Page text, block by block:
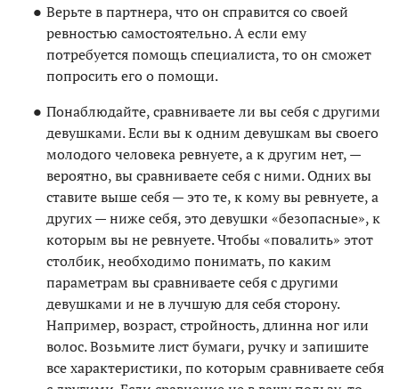
Верьте в партнера, что он справится со своей
ревностью самостоятельно. А если ему
потребуется помощь специалиста, то он сможет
попросить его о помощи.
Понаблюдайте, сравниваете ли вы себя с другими
девушками. Если вы к одним девушкам вы своего
молодого человека ревнуете, а к другим нет, —
вероятно, вы сравниваете себя с ними. Одних вы
ставите выше себя — это те, к кому вы ревнуете, а
других — ниже себя, это девушки «безопасные», к
которым вы не ревнуете. Чтобы «повалить» этот
столбик, необходимо понимать, по каким
параметрам вы сравниваете себя с другими
девушками и не в лучшую для себя сторону.
Например, возраст, стройность, длинна ног или
волос. Возьмите лист бумаги, ручку и запишите
все характеристики, по которым сравниваете себя